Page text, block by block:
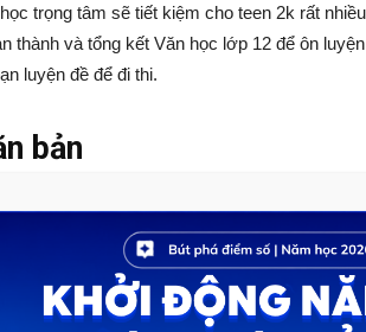
trọng tâm sẽ tiết kiệm cho teen 2k rất
và tổng kết Văn học lớp 12 để ôn
luyện đề để đi thi.
bản
biết được thể loại, phong cách diễn đạt,
đoạn thơ cho trước. Kỹ năng này luôn
đây.